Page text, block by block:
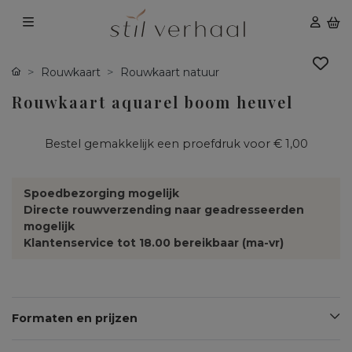
Rouwkaart Rouwkaart natuur
Rouwkaart aquarel boom heuvel
Bestel gemakkelijk een proefdruk voor € 1,00
Spoedbezorging mogelijk
Directe rouwverzending naar geadresseerden
mogelijk
Klantenservice tot 18.00 bereikbaar (ma-vr)
Formaten en prijzen